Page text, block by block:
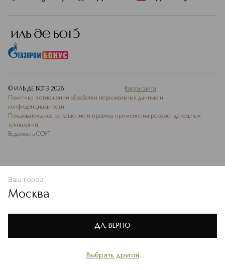
Политике конфиденциальности
© ИЛЬ ДЕ БОТЭ 2026
Карта сайта
Политика в отношении обработки персональных данных и
конфиденциальности
Пользовательское соглашение и правила применения рекомендательных
технологий
Ведомость СОУТ
Избранное
Ваш город
Москва
Выбрать другой
ДА, ВЕРНО